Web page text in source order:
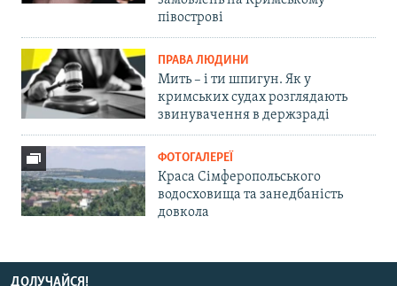
півострові
ПРАВА ЛЮДИНИ
Мить – і ти шпигун. Як у
кримських судах розглядають
звинувачення в держзраді
ФОТОГАЛЕРЕЇ
Краса Сімферопольського
водосховища та занедбаність
довкола
ДОЛУЧАЙСЯ!